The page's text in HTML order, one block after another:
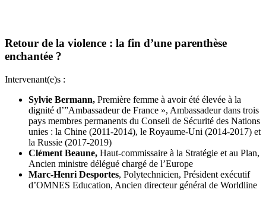
Retour de la violence : la fin d’une parenthèse
enchantée ?
Intervenant(e)s :
Sylvie Bermann, Première femme à avoir été élevée à la
dignité d’”Ambassadeur de France », Ambassadeur dans trois
pays membres permanents du Conseil de Sécurité des Nations
unies : la Chine (2011-2014), le Royaume-Uni (2014-2017) et
la Russie (2017-2019)
Clément Beaune, Haut-commissaire à la Stratégie et au Plan,
Ancien ministre délégué chargé de l’Europe
Marc-Henri Desportes, Polytechnicien, Président exécutif
d’OMNES Education, Ancien directeur général de Worldline